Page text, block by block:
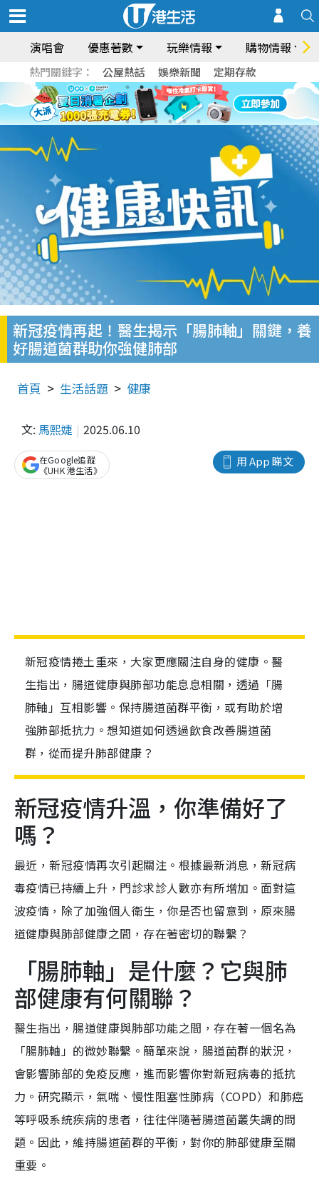
演唱會 優惠著數 玩樂情報 購物情報
熱門關鍵字： 公屋熱話 娛樂新聞 定期存款
新冠疫情再起！醫生揭示「腸肺軸」關鍵，養
好腸道菌群助你強健肺部
首頁 生活話題 健康
文: 馬熙婕 2025.06.10
用 App 睇文
在Google追蹤
《UHK 港生活》
新冠疫情捲土重來，大家更應關注自身的健康。醫
生指出，腸道健康與肺部功能息息相關，透過「腸
肺軸」互相影響。保持腸道菌群平衡，或有助於增
強肺部抵抗力。想知道如何透過飲食改善腸道菌
群，從而提升肺部健康？
新冠疫情升溫，你準備好了
嗎？
最近，新冠疫情再次引起關注。根據最新消息，新冠病
毒疫情已持續上升，門診求診人數亦有所增加。面對這
波疫情，除了加強個人衛生，你是否也留意到，原來腸
道健康與肺部健康之間，存在著密切的聯繫？
「腸肺軸」是什麼？它與肺
部健康有何關聯？
醫生指出，腸道健康與肺部功能之間，存在著一個名為
「腸肺軸」的微妙聯繫。簡單來說，腸道菌群的狀況，
會影響肺部的免疫反應，進而影響你對新冠病毒的抵抗
力。研究顯示，氣喘、慢性阻塞性肺病（COPD）和肺癌
等呼吸系統疾病的患者，往往伴隨著腸道菌叢失調的問
題。因此，維持腸道菌群的平衡，對你的肺部健康至關
重要。